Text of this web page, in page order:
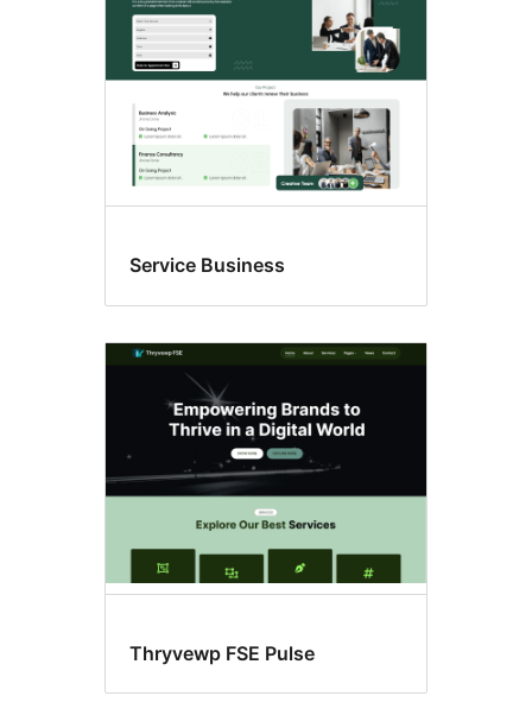
Service Business
Thryvewp FSE Pulse